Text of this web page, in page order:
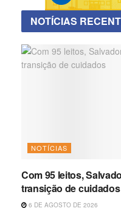
NOTÍCIAS
NOTÍCIAS
Com 95 leitos,
transição de cuidados
6 DE AGOSTO DE 2026